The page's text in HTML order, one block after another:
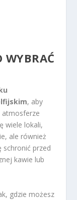
WYBRAĆ
, aby
atmosferze
wiele lokali,
ale również
schronić przed
kawie lub
gdzie możesz